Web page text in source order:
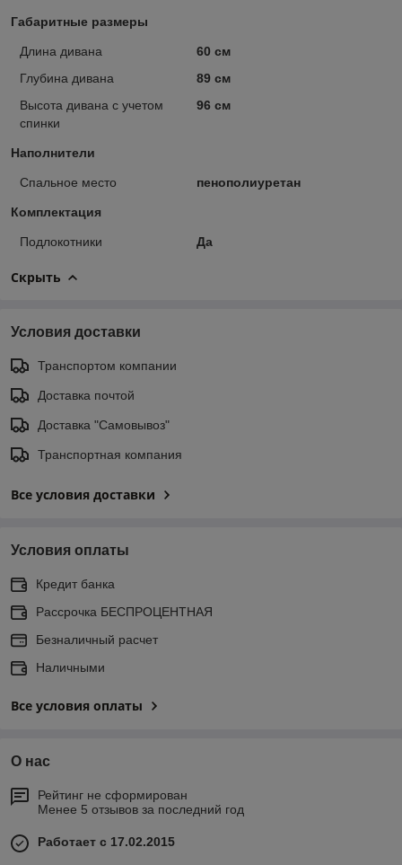
Габаритные размеры
Длина дивана
60 см
Глубина дивана
89 см
Высота дивана с учетом
спинки
96 см
Наполнители
Спальное место пенополиуретан
Комплектация
Подлокотники Да
Скрыть
Условия доставки
Транспортом компании
Доставка почтой
Доставка "Самовывоз"
Транспортная компания
Все условия доставки
Условия оплаты
Кредит банка
Рассрочка БЕСПРОЦЕНТНАЯ
Безналичный расчет
Наличными
Все условия оплаты
О нас
Рейтинг не сформирован
Менее 5 отзывов за последний год
Работает с 17.02.2015